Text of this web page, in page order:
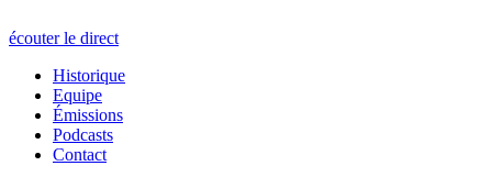
écouter le direct
Historique
Equipe
Émissions
Podcasts
Contact